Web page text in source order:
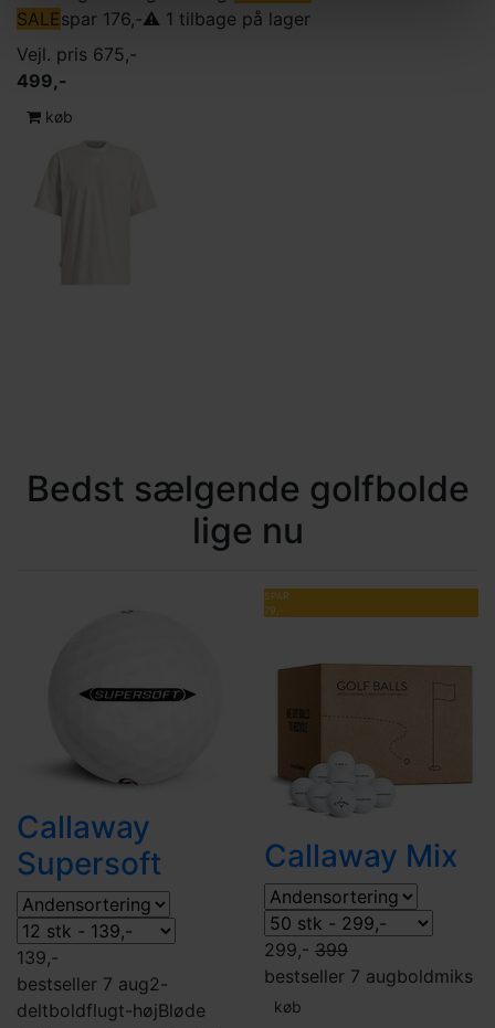
SALEspar 176,-⚠️ 1 tilbage på lager
Vejl. pris 675,-
499,-
køb
Bedst sælgende golfbolde
lige nu
Callaway
Supersoft
139,-
bestseller 7 aug2-
deltboldflugt-højBløde
SPAR
79,-
Callaway Mix
299,- 399
bestseller 7 augboldmiks
køb